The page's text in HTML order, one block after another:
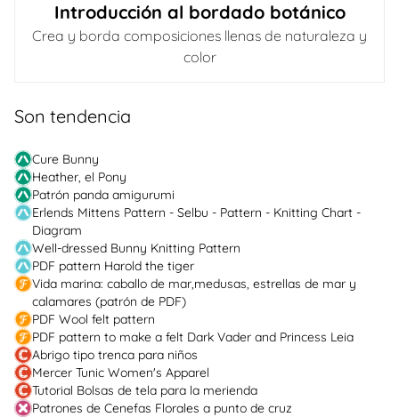
Introducción al bordado botánico
Crea y borda composiciones llenas de naturaleza y
color
Son tendencia
Cure Bunny
Heather, el Pony
Patrón panda amigurumi
Erlends Mittens Pattern - Selbu - Pattern - Knitting Chart -
Diagram
Well-dressed Bunny Knitting Pattern
PDF pattern Harold the tiger
Vida marina: caballo de mar,medusas, estrellas de mar y
calamares (patrón de PDF)
PDF Wool felt pattern
PDF pattern to make a felt Dark Vader and Princess Leia
Abrigo tipo trenca para niños
Mercer Tunic Women's Apparel
Tutorial Bolsas de tela para la merienda
Patrones de Cenefas Florales a punto de cruz